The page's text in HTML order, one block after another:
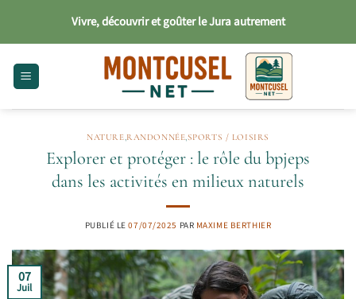
contenu
Vivre, découvrir et goûter le Jura autrement
NATURE,RANDONNÉE,SPORTS / LOISIRS
Explorer et protéger : le rôle du bpjeps
dans les activités en milieux naturels
PUBLIÉ LE07/07/2025 PAR MAXIME BERTHIER
07
Juil